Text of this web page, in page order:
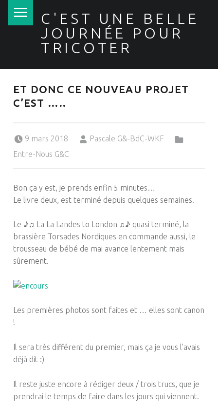
C'EST UNE BELLE
JOURNÉE POUR
TRICOTER
ET DONC CE NOUVEAU PROJET
C’EST …..
9 mars 2018
Pascale G&-BdC-WKF
Entre-Nous G&C
Bon ça y est, je prends enfin 5 minutes…
Le livre deux, est terminé depuis quelques semaines.
Le ♪♫ La La Landes to London ♫♪ quasi terminé, la
brassière Torsades Nordiques en commande aussi, le
trousseau de bébé de mai avance lentement mais
sûrement.
Les premières photos sont faites et … elles sont canon
!
Il sera très différent du premier, mais ça je vous l’avais
déjà dit :)
Il reste juste encore à rédiger deux / trois trucs, que je
prendrai le temps de faire dans les jours qui viennent.